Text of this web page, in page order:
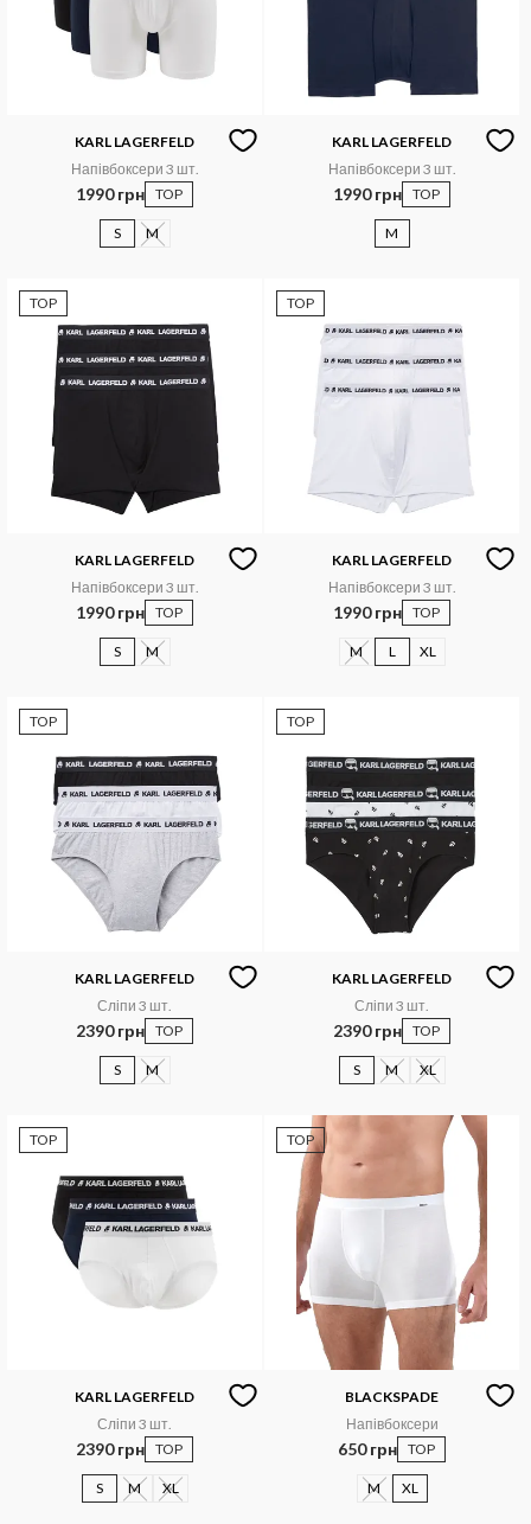
KARL LAGERFELD
Напівбоксери 3 шт.
1990 грн TOP
S M
KARL LAGERFELD
Напівбоксери 3 шт.
1990 грн TOP
M
TOP
KARL LAGERFELD
Напівбоксери 3 шт.
1990 грн TOP
S M
TOP
KARL LAGERFELD
Напівбоксери 3 шт.
1990 грн TOP
M L XL
TOP
KARL LAGERFELD
Сліпи 3 шт.
2390 грн TOP
S M
TOP
KARL LAGERFELD
Сліпи 3 шт.
2390 грн TOP
S M XL
TOP
KARL LAGERFELD
Сліпи 3 шт.
2390 грн TOP
S M XL
TOP
BLACKSPADE
Напівбоксери
650 грн TOP
M XL